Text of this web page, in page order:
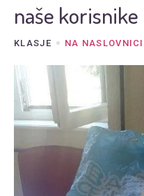
naše korisnike
KLASJE NA NASLOVNICI